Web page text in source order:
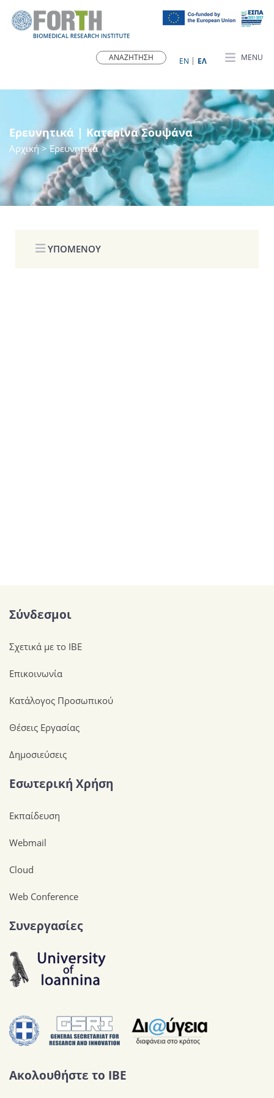
MENU
ΕN ΕΛ
Ερευνητικά | Κατερίνα Σουψάνα
Αρχική> Ερευνητικά
ΥΠΟΜΕΝΟΥ
Σύνδεσμοι
Σχετικά με το ΙΒΕ
Επικοινωνία
Κατάλογος Προσωπικού
Θέσεις Εργασίας
Δημοσιεύσεις
Εσωτερική Χρήση
Εκπαίδευση
Webmail
Cloud
Web Conference
Συνεργασίες
Ακολουθήστε το IBE